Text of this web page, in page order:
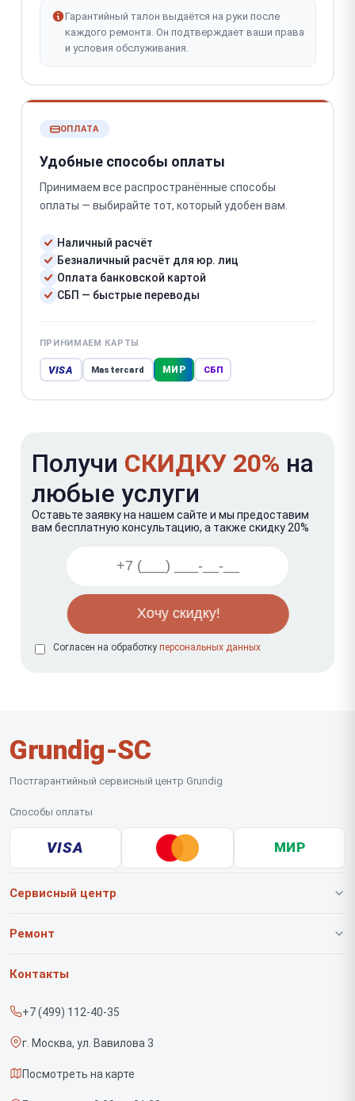
Гарантийный талон выдаётся на руки после
каждого ремонта. Он подтверждает ваши права
и условия обслуживания.
ОПЛАТА
Удобные способы оплаты
Принимаем все распространённые способы
оплаты — выбирайте тот, который удобен вам.
Наличный расчёт
Безналичный расчёт для юр. лиц
Оплата банковской картой
СБП — быстрые переводы
ПРИНИМАЕМ КАРТЫ
VISA Mastercard МИР СБП
Получи СКИДКУ 20% на
любые услуги
Оставьте заявку на нашем сайте и мы предоставим
вам бесплатную консультацию, а также скидку 20%
Согласен на обработку персональных данных
Grundig-SC
Постгарантийный сервисный центр Grundig
Способы оплаты
VISA МИР
Сервисный центр
О нашем сервисе
Срочный ремонт
Доставка и способы оплаты
Диагностика
Ремонт
Роботов-пылесосов
Контакты
+7 (499) 112-40-35
г. Москва, ул. Вавилова 3
Посмотреть на карте